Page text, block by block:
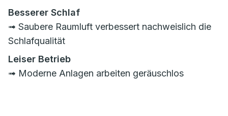
Besserer Schlaf
➟ Saubere Raumluft verbessert nachweislich die
Schlafqualität
Leiser Betrieb
➟ Moderne Anlagen arbeiten geräuschlos